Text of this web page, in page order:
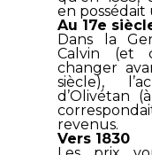
en possédait
Au 17e
Dans la
Calvin (et
changer
siècle),
d’Olivétan
revenus.
Vers 1830